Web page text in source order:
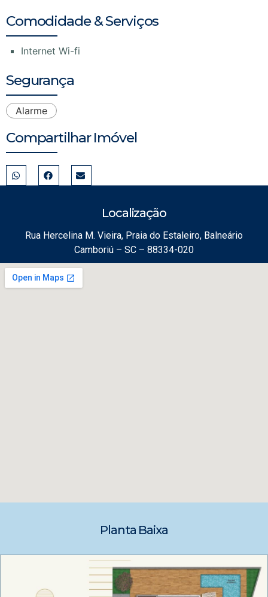
Comodidade & Serviços
Internet Wi-fi
Segurança
Alarme
Compartilhar Imóvel
Localização
Rua Hercelina M. Vieira, Praia do Estaleiro, Balneário
Camboriú – SC – 88334-020
Planta Baixa